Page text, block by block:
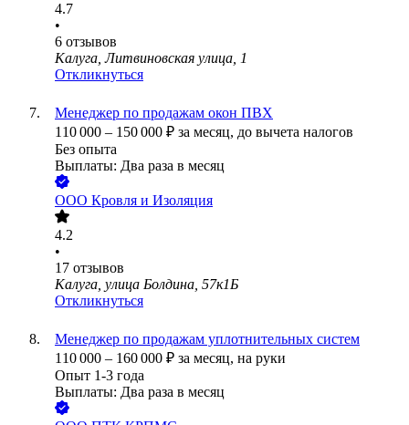
4.7
•
6 отзывов
Калуга, Литвиновская улица, 1
Откликнуться
Менеджер по продажам окон ПВХ
110 000 – 150 000 ₽ за месяц, до вычета налогов
Без опыта
Выплаты: Два раза в месяц
ООО Кровля и Изоляция
4.2
•
17 отзывов
Калуга, улица Болдина, 57к1Б
Откликнуться
Менеджер по продажам уплотнительных систем
110 000 – 160 000 ₽ за месяц, на руки
Опыт 1-3 года
Выплаты: Два раза в месяц